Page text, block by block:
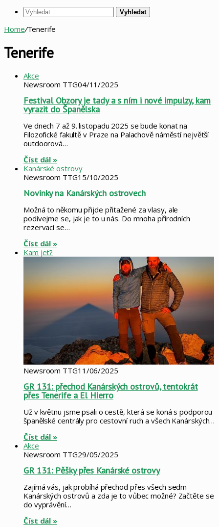
Vyhledat
Home/Tenerife
Tenerife
Akce
Newsroom TTG04/11/2025
Festival Obzory je tady a s ním i nové impulzy, kam
vyrazit do Španělska
Ve dnech 7 až 9. listopadu 2025 se bude konat na
Filozofické fakultě v Praze na Palachově náměstí největší
outdoorová…
Číst dál »
Kanárské ostrovy
Newsroom TTG15/10/2025
Novinky na Kanárských ostrovech
Možná to někomu přijde přitažené za vlasy, ale
podívejme se, jak je to u nás. Do mnoha přírodních
rezervací se…
Číst dál »
Kam jet?
Newsroom TTG11/06/2025
GR 131: přechod Kanárských ostrovů, tentokrát
přes Tenerife a El Hierro
Už v květnu jsme psali o cestě, která se koná s podporou
španělské centrály pro cestovní ruch a všech Kanárských…
Číst dál »
Akce
Newsroom TTG29/05/2025
GR 131: Pěšky přes Kanárské ostrovy
Zajímá vás, jak probíhá přechod přes všech sedm
Kanárských ostrovů a zda je to vůbec možné? Začtěte se
do vyprávění…
Číst dál »